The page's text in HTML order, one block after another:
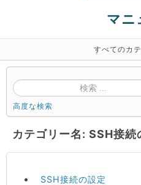
マニ
すべてのカ
高度な検索
カテゴリー名: SSH接続
SSH接続の設定